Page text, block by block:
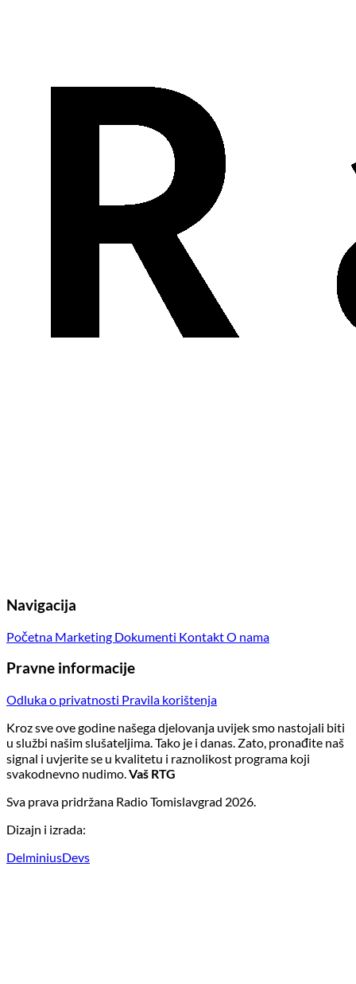
Navigacija
Početna Marketing Dokumenti KontaktO nama
Pravne informacije
Odluka o privatnosti Pravila korištenja
Kroz sve ove godine našega djelovanja uvijek smo nastojali biti
u službi našim slušateljima. Tako je i danas. Zato, pronađite naš
signal i uvjerite se u kvalitetu i raznolikost programa koji
svakodnevno nudimo.Vaš RTG
Sva prava pridržana Radio Tomislavgrad 2026.
Dizajn i izrada:
DelminiusDevs